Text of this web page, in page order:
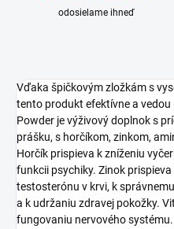
odosielame ihneď
Vďaka špičkovým zložkám s
tento produkt efektívne a vedou
Powder je výživový doplnok s
prášku, s horčíkom, zinkom,
Horčík prispieva k zníženiu
funkcii psychiky. Zinok
testosterónu v krvi, k
a k udržaniu zdravej pokožky.
fungovaniu nervového